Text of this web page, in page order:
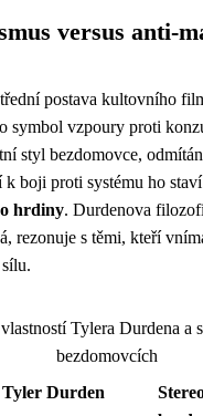
versus anti-
postava kultovního
symbol vzpoury proti
styl bezdomovce,
k boji proti systému ho
hrdiny. Durdenova
rezonuje s těmi, kteří
Tylera Durdena a
bezdomovcích
Tyler Durden